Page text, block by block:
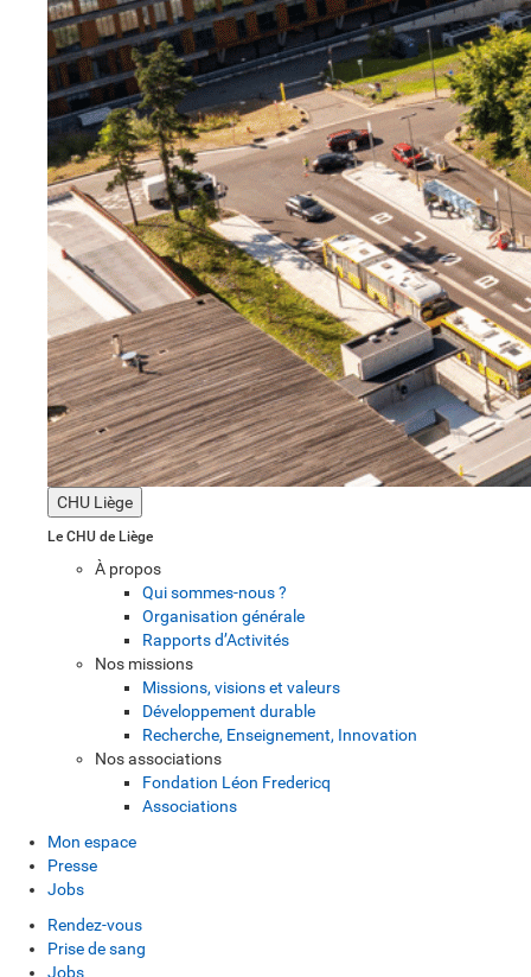
CHU Liège
Le CHU de Liège
À propos
Qui sommes-nous ?
Organisation générale
Rapports d’Activités
Nos missions
Missions, visions et valeurs
Développement durable
Recherche, Enseignement, Innovation
Nos associations
Fondation Léon Fredericq
Associations
Mon espace
Presse
Jobs
Rendez-vous
Prise de sang
Jobs